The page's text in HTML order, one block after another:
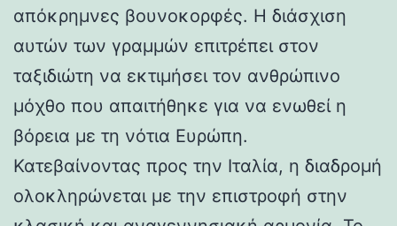
απόκρημνες βουνοκορφές. Η διάσχιση
αυτών των γραμμών επιτρέπει στον
ταξιδιώτη να εκτιμήσει τον ανθρώπινο
μόχθο που απαιτήθηκε για να ενωθεί η
βόρεια με τη νότια Ευρώπη.
Κατεβαίνοντας προς την Ιταλία, η διαδρομή
ολοκληρώνεται με την επιστροφή στην